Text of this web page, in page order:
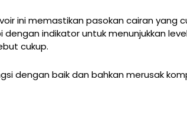
ini memastikan pasokan cairan yang
indikator untuk menunjukkan
cukup.
dengan baik dan bahkan merusak